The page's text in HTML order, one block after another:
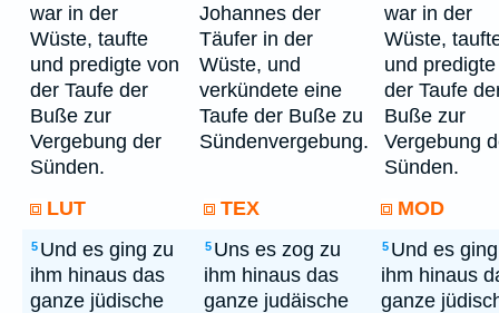
war in der
Wüste, taufte
und predigte von
der Taufe der
Buße zur
Vergebung der
Sünden.
Johannes der
Täufer in der
Wüste, und
verkündete eine
Taufe der Buße zu
Sündenvergebung.
war in der
Wüste,
und
der Taufe
Buße zur
Vergebung
Sünden.
LUT
TEX MOD
5 Und es ging zu
ihm hinaus das
ganze jüdische
5 Uns es zog zu
ihm hinaus das
ganze judäische
5 Und es
ihm hinaus
ganze